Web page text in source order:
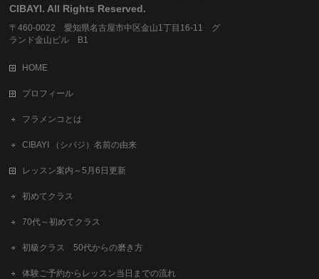
CIBAYI. All Rights Reserved.
〒460-0022 愛知県名古屋市中区金山1丁目16-11 グ
ランド金山ビル B1
HOME
プロフィール
フラメンコとは
CIBAYI （シバジ）名前の由来
レッスン案内～5月6日更新
初めてクラス
70代～初めてクラス
初級クラス 50代からの磨き方
体験ご予約からレッスン当日までの流れ